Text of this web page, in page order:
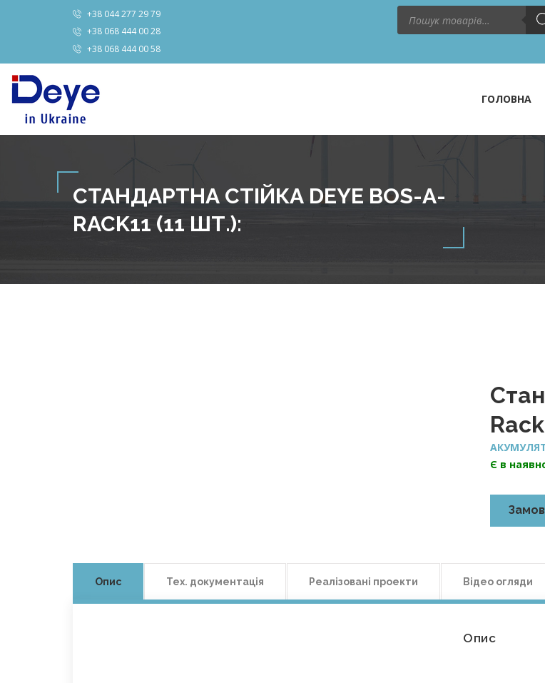
+38 044 277 29 79
+38 068 444 00 28
+38 068 444 00 58
Пошук
товарів
ГОЛОВНА
СТАНДАРТНА СТІЙКА DEYE BOS-A-
RACK11 (11 ШТ.):
Є в
Опис Тех. документація Реалізовані проекти Відео огляди
Опис